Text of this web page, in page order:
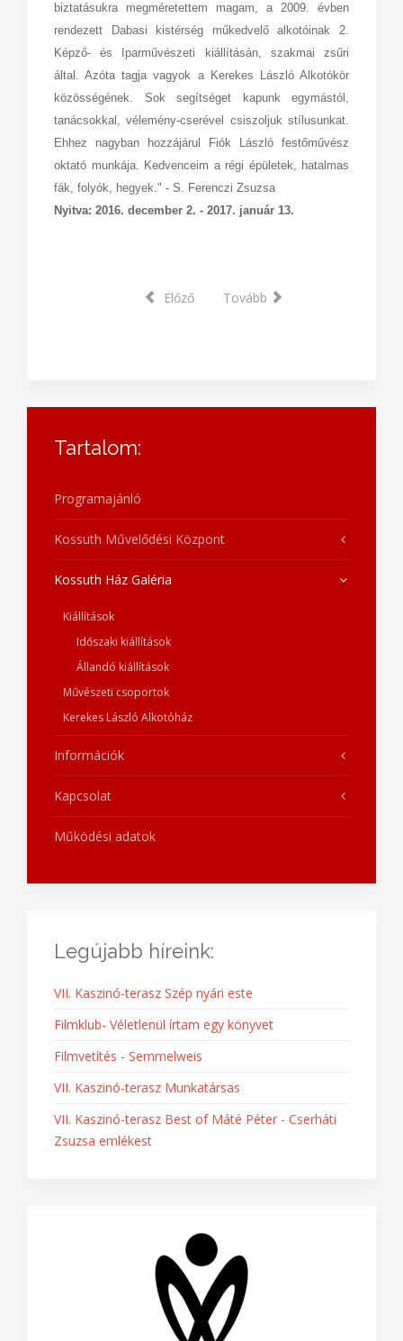
biztatásukra megméretettem magam, a 2009. évben
rendezett Dabasi kistérség műkedvelő alkotóinak 2.
Képző- és Iparművészeti kiállításán, szakmai zsűri
által. Azóta tagja vagyok a Kerekes László Alkotókör
közösségének. Sok segítséget kapunk egymástól,
tanácsokkal, vélemény-cserével csiszoljuk stílusunkat.
Ehhez nagyban hozzájárul Fiók László festőművész
oktató munkája. Kedvenceim a régi épületek, hatalmas
fák, folyók, hegyek." - S. Ferenczi Zsuzsa
Nyitva: 2016. december 2. - 2017. január 13.
Előző Tovább
Tartalom:
Programajánló
Kossuth Művelődési Központ
Kossuth Ház Galéria
Kiállítások
Időszaki kiállítások
Állandó kiállítások
Művészeti csoportok
Kerekes László Alkotóház
Információk
Kapcsolat
Működési adatok
Legújabb híreink:
VII. Kaszinó-terasz Szép nyári este
Filmklub- Véletlenül írtam egy könyvet
Filmvetítés - Semmelweis
VII. Kaszinó-terasz Munkatársas
VII. Kaszinó-terasz Best of Máté Péter - Cserháti
Zsuzsa emlékest